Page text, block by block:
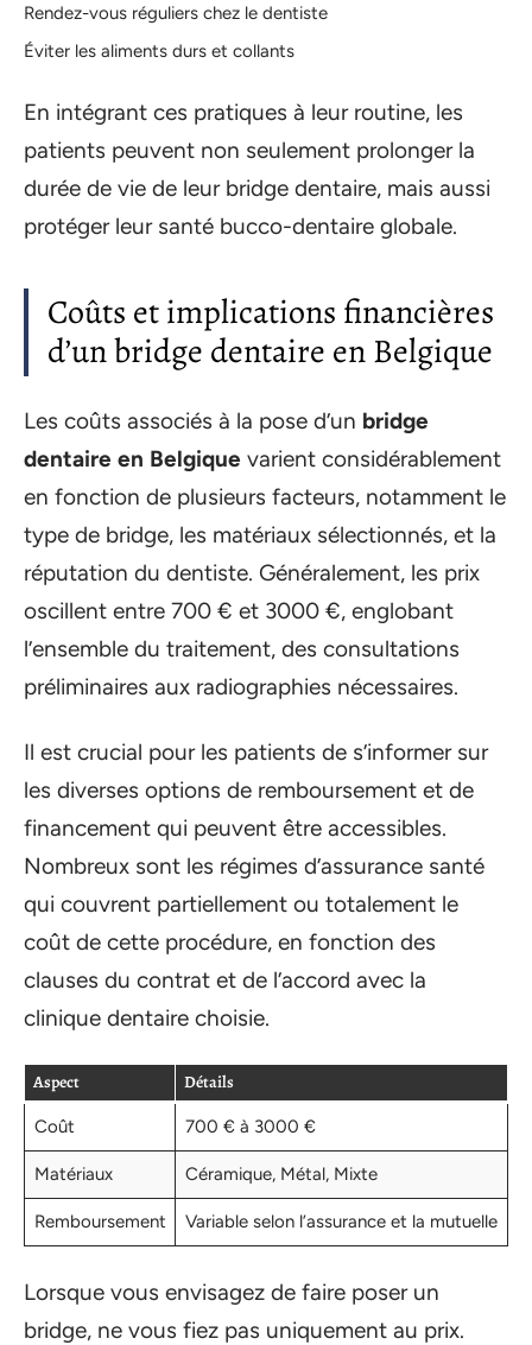
Rendez-vous réguliers chez le dentiste
Éviter les aliments durs et collants
En intégrant ces pratiques à leur routine, les
patients peuvent non seulement prolonger la
durée de vie de leur bridge dentaire, mais aussi
protéger leur santé bucco-dentaire globale.
Coûts et implications financières
d’un bridge dentaire en Belgique
Les coûts associés à la pose d’un bridge
dentaire en Belgique varient considérablement
en fonction de plusieurs facteurs, notamment le
type de bridge, les matériaux sélectionnés, et la
réputation du dentiste. Généralement, les prix
oscillent entre 700 € et 3000 €, englobant
l’ensemble du traitement, des consultations
préliminaires aux radiographies nécessaires.
Il est crucial pour les patients de s’informer sur
les diverses options de remboursement et de
financement qui peuvent être accessibles.
Nombreux sont les régimes d’assurance santé
qui couvrent partiellement ou totalement le
coût de cette procédure, en fonction des
clauses du contrat et de l’accord avec la
clinique dentaire choisie.
Aspect Détails
Coût 700 € à 3000 €
Matériaux Céramique, Métal, Mixte
Remboursement Variable selon l’assurance et la mutuelle
Lorsque vous envisagez de faire poser un
bridge, ne vous fiez pas uniquement au prix.